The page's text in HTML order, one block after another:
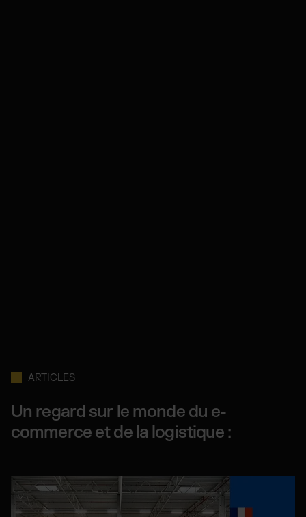
ARTICLES
Un regard sur le monde du e-
commerce et de la logistique :